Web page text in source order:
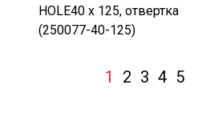
HOLE40 x 125, отвертка
(250077-40-125)
1 2 3 4 5